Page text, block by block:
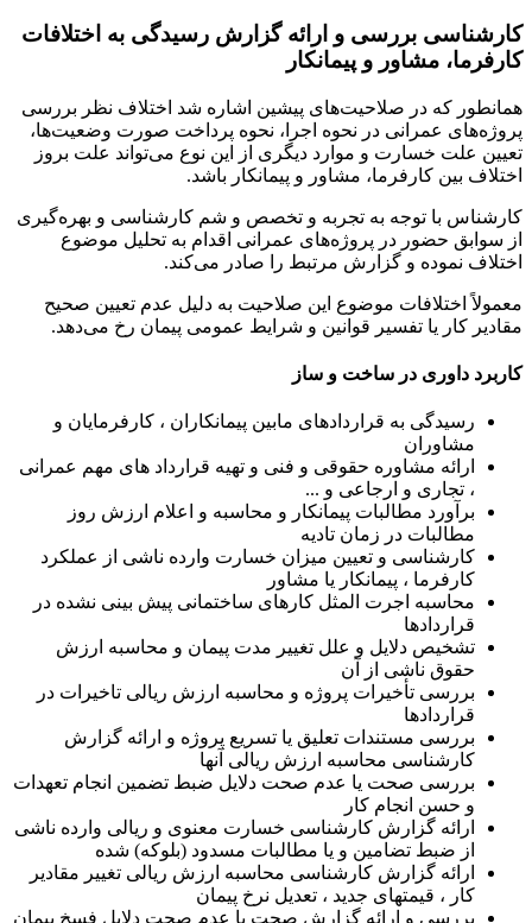
کارشناسی بررسی و ارائه گزارش رسیدگی به اختلافات
کارفرما، مشاور و پیمانکار
همانطور که در صلاحیت‌های پیشین اشاره شد اختلاف نظر بررسی
پروژه‌های عمرانی در نحوه اجرا، نحوه پرداخت صورت وضعیت‌ها،
تعیین علت خسارت و موارد دیگری از این نوع می‌تواند علت بروز
اختلاف بین کارفرما، مشاور و پیمانکار باشد.
کارشناس با توجه به تجربه و تخصص و شم کارشناسی و بهره‌گیری
از سوابق حضور در پروژه‌های عمرانی اقدام به تحلیل موضوع
اختلاف نموده و گزارش مرتبط را صادر می‌کند.
معمولاً اختلافات موضوع این صلاحیت به دلیل عدم تعیین صحیح
مقادیر کار یا تفسیر قوانین و شرایط عمومی پیمان رخ می‌دهد.
کاربرد داوری در ساخت و ساز
رسیدگی به قراردادهای مابین پیمانکاران ، کارفرمایان و
مشاوران
ارائه مشاوره حقوقی و فنی و تهیه قرارداد های مهم عمرانی
، تجاری و ارجاعی و ...
برآورد مطالبات پیمانکار و محاسبه و اعلام ارزش روز
مطالبات در زمان تادیه
کارشناسی و تعیین میزان خسارت وارده ناشی از عملکرد
کارفرما ، پیمانکار یا مشاور
محاسبه اجرت المثل کارهای ساختمانی پیش بینی نشده در
قراردادها
تشخیص دلایل و علل تغییر مدت پیمان و محاسبه ارزش
حقوق ناشی از آن
بررسی تأخیرات پروژه و محاسبه ارزش ریالی تاخیرات در
قراردادها
بررسی مستندات تعلیق یا تسریع پروژه و ارائه گزارش
کارشناسی محاسبه ارزش ریالی آنها
بررسی صحت یا عدم صحت دلایل ضبط تضمین انجام تعهدات
و حسن انجام کار
ارائه گزارش کارشناسی خسارت معنوی و ریالی وارده ناشی
از ضبط تضامین و یا مطالبات مسدود (بلوکه) شده
ارائه گزارش کارشناسی محاسبه ارزش ریالی تغییر مقادیر
کار ، قیمتهای جدید ، تعدیل نرخ پیمان
بررسی و ارائه گزارش صحت یا عدم صحت دلایل فسخ پیمان